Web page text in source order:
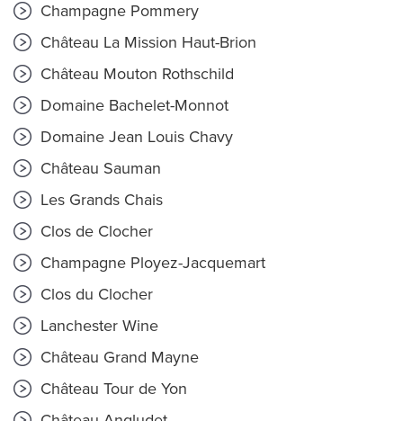
Champagne Pommery
Château La Mission Haut-Brion
Château Mouton Rothschild
Domaine Bachelet-Monnot
Domaine Jean Louis Chavy
Château Sauman
Les Grands Chais
Clos de Clocher
Champagne Ployez-Jacquemart
Clos du Clocher
Lanchester Wine
Château Grand Mayne
Château Tour de Yon